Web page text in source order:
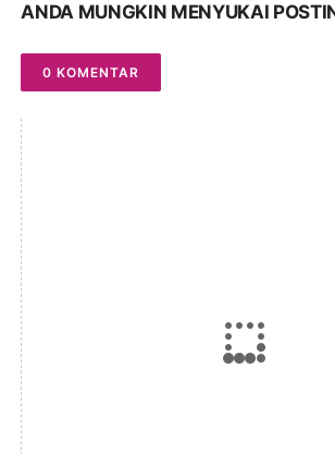
ANDA MUNGKIN MENYUKAI
0 KOMENTAR